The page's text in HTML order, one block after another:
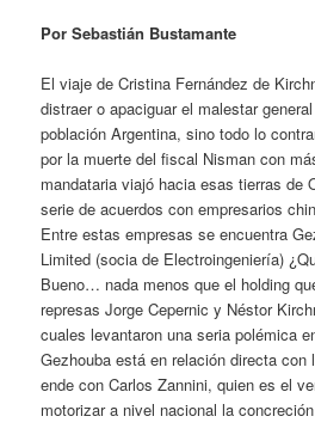
Por Sebastián Bustamante
El viaje de Cristina Fernández de
distraer o apaciguar el malestar
población Argentina, sino todo lo
por la muerte del fiscal Nisman con
mandataria viajó hacia esas tierras de
serie de acuerdos con empresarios
Entre estas empresas se encuentra
Limited (socia de Electroingeniería)
Bueno… nada menos que el holding
represas Jorge Cepernic y Néstor
cuales levantaron una seria polémica
Gezhouba está en relación directa con
ende con Carlos Zannini, quien es el
motorizar a nivel nacional la